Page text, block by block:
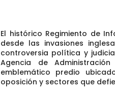
El histórico Regimiento de
desde las invasiones
controversia política y
Agencia de
emblemático predio
oposición y sectores que